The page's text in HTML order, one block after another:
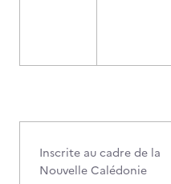
Inscrite au cadre de la
Nouvelle Calédonie